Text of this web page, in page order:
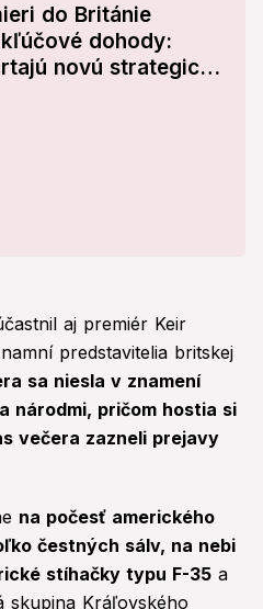
do Británie
dohody:
novú strategickú
aj premiér Keir
predstavitelia britskej
sa niesla v znamení
národmi, pričom hostia si
večera zazneli prejavy
na počesť amerického
čestných sálv, na nebi
stíhačky typu F-35 a
skupina Kráľovského